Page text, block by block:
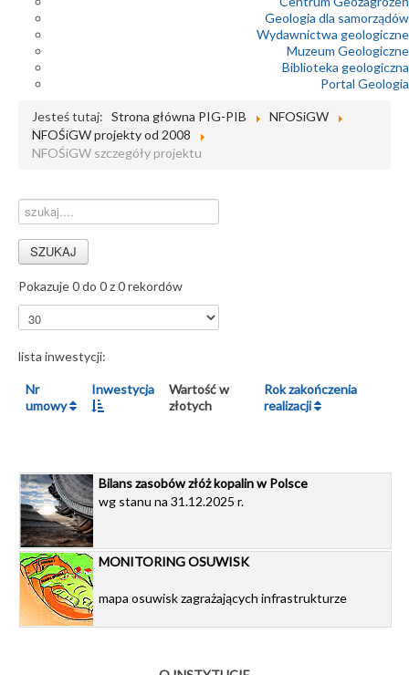
Geologia dla samorządów
Wydawnictwa geologiczne
Muzeum Geologiczne
Biblioteka geologiczna
Portal Geologia
Jesteś tutaj: Strona główna PIG-PIB
NFOSiGW
NFOŚiGW projekty od 2008
NFOŚiGW szczegóły projektu
Pokazuje 0 do 0 z 0 rekordów
lista inwestycji:
Nr
umowy
Inwestycja
Wartość w
złotych
Rok zakończenia
realizacji
Bilans zasobów złóż kopalin w Polsce
wg stanu na 31.12.2025 r.
MONITORING OSUWISK
mapa osuwisk zagrażających infrastrukturze